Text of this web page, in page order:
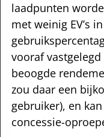
laadpunten
met weinig EV’s
vooraf
beoogde
zou daar een
gebruiker), en
concessie-